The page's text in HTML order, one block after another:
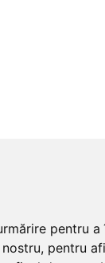
pentru a
pentru
Ochelari de
Ochelari de